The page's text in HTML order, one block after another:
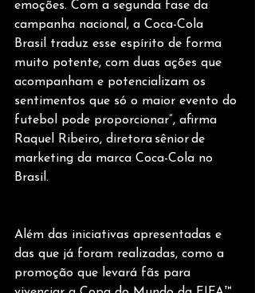
emoções. Com a segunda fase da
campanha nacional, a Coca-Cola
Brasil traduz esse espírito de forma
muito potente, com duas ações que
acompanham e potencializam os
sentimentos que só o maior evento do
futebol pode proporcionar”, afirma
Raquel Ribeiro, diretora sênior de
marketing da marca Coca-Cola no
Brasil.
Além das iniciativas apresentadas e
das que já foram realizadas, como a
promoção que levará fãs para